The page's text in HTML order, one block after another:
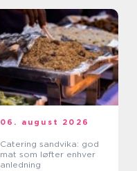
06. august 2026
Catering sandvika: god
mat som løfter enhver
anledning